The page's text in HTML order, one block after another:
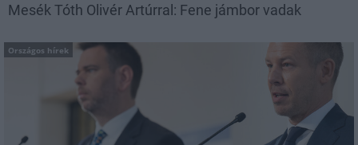
Mesék Tóth Olivér Artúrral: Fene jámbor vadak
Országos hírek